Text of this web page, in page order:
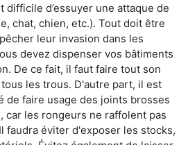
d’essuyer une attaque de
chat, chien, etc.). Tout doit être
leur invasion dans les
devez dispenser vos bâtiments
De ce fait, il faut faire tout son
les trous. D'autre part, il est
de faire usage des joints brosses
car les rongeurs ne raffolent pas
faudra éviter d'exposer les stocks,